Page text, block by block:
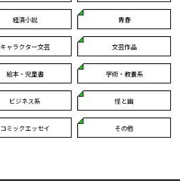
経済小説 青春
キャラクター文芸 文芸作品
絵本・児童書 学術・教養系
ビジネス系 怪と幽
コミックエッセイ その他